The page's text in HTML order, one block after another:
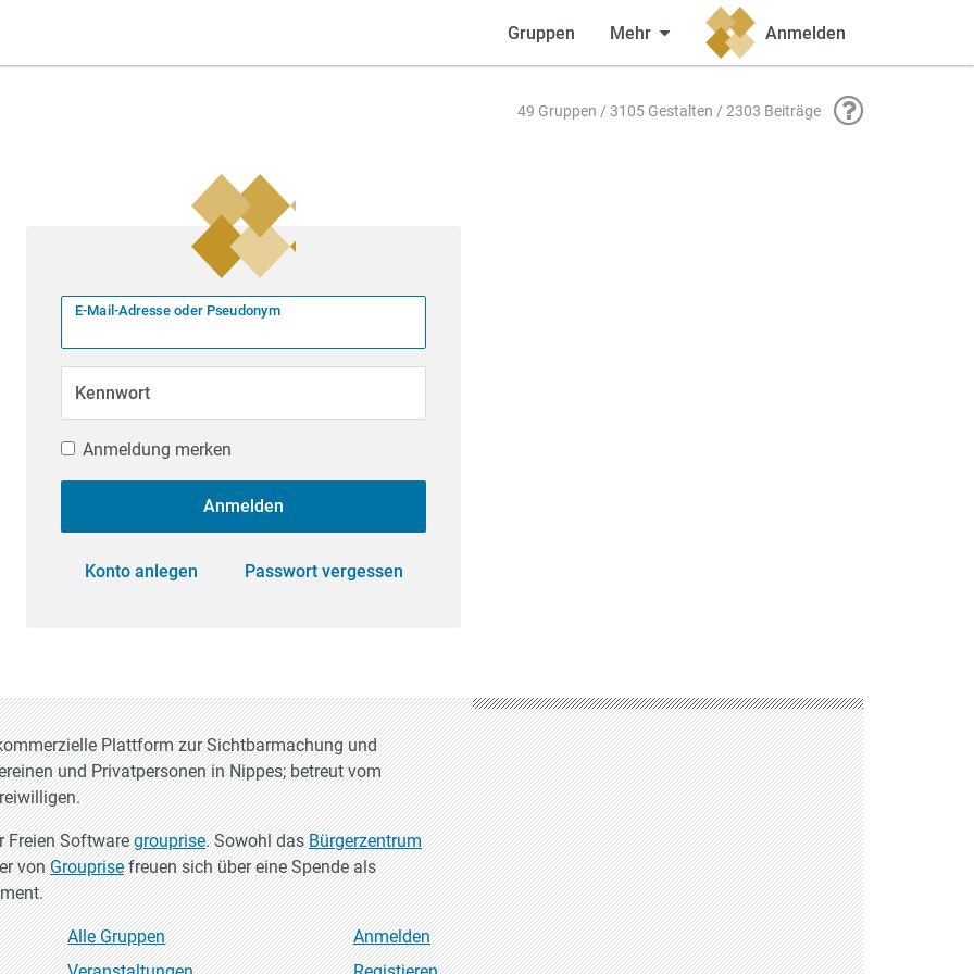
Gruppen Mehr Anmelden
49 Gruppen / 3105 Gestalten / 2303 Beiträge
E-Mail-Adresse oder Pseudonym
Kennwort
Anmeldung merken
Anmelden
Konto anlegen Passwort vergessen
Plattform zur Sichtbarmachung und
und Privatpersonen in Nippes; betreut vom
Freien Softwaregrouprise. Sowohl dasBürgerzentrum
vonGrouprisefreuen sich über eine Spende als
Alle Gruppen
Anmelden